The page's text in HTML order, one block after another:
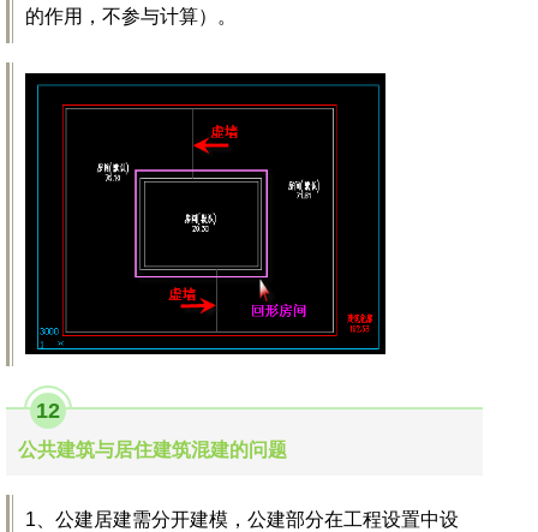
的作用，不参与计算）。
12
公共建筑与居住建筑混建的问题
1、公建居建需分开建模，公建部分在工程设置中设